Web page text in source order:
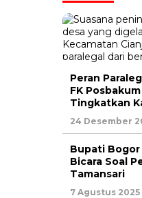
Peran
FK
Tingkatkan
24 Desember
Bupati
Bicara Soal
Tamansari
7 Agustus 2025